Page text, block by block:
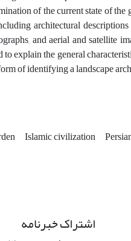
of the current state of
architectural
and aerial and satellite
to explain the general
of identifying a landscape
Islamic civilization
اشتراک خبرنامه